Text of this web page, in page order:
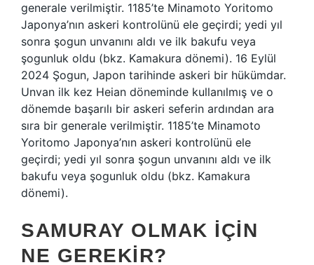
generale verilmiştir. 1185’te Minamoto Yoritomo
Japonya’nın askeri kontrolünü ele geçirdi; yedi yıl
sonra şogun unvanını aldı ve ilk bakufu veya
şogunluk oldu (bkz. Kamakura dönemi). 16 Eylül
2024 Şogun, Japon tarihinde askeri bir hükümdar.
Unvan ilk kez Heian döneminde kullanılmış ve o
dönemde başarılı bir askeri seferin ardından ara
sıra bir generale verilmiştir. 1185’te Minamoto
Yoritomo Japonya’nın askeri kontrolünü ele
geçirdi; yedi yıl sonra şogun unvanını aldı ve ilk
bakufu veya şogunluk oldu (bkz. Kamakura
dönemi).
SAMURAY OLMAK IÇIN
NE GEREKIR?